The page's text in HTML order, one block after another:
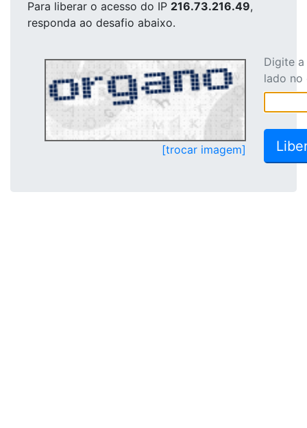
Para liberar o acesso do IP 216.73.216.49,
responda ao desafio abaixo.
[trocar imagem]
Digite
lado no